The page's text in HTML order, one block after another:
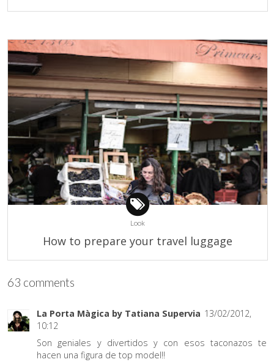
Look
How to prepare your travel luggage
63 comments
La Porta Màgica by Tatiana Supervia 13/02/2012,
10:12
Son geniales y divertidos y con esos taconazos te
hacen una figura de top model!!